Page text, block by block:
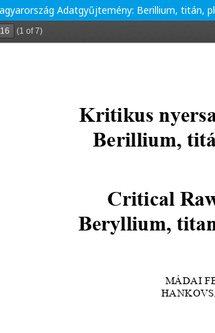
Adatgyűjtemény: Berillium, titán,